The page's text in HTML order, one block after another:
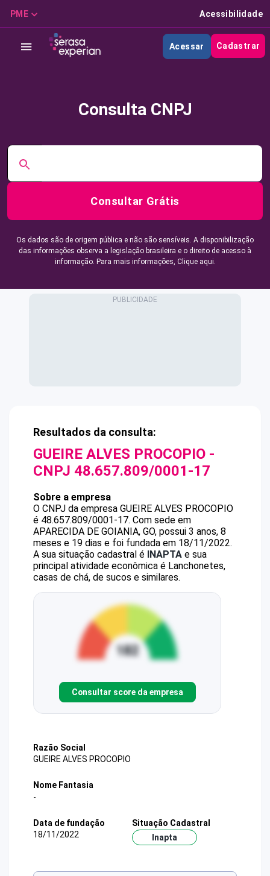
PME Acessibilidade
Acessar Cadastrar
Consulta CNPJ
Consultar Grátis
Os dados são de origem pública e não são sensíveis. A disponibilização
das informações observa a legislação brasileira e o direito de acesso à
informação. Para mais informações, Clique aqui.
Resultados da consulta:
GUEIRE ALVES PROCOPIO -
CNPJ 48.657.809/0001-17
Sobre a empresa
O CNPJ da empresa GUEIRE ALVES PROCOPIO
é 48.657.809/0001-17. Com sede em
APARECIDA DE GOIANIA, GO, possui 3 anos, 8
meses e 19 dias e foi fundada em 18/11/2022.
A sua situação cadastral é INAPTA e sua
principal atividade econômica é Lanchonetes,
casas de chá, de sucos e similares.
Consultar score da empresa
Razão Social
GUEIRE ALVES PROCOPIO
Nome Fantasia
-
Data de fundação
18/11/2022
Situação Cadastral
Inapta